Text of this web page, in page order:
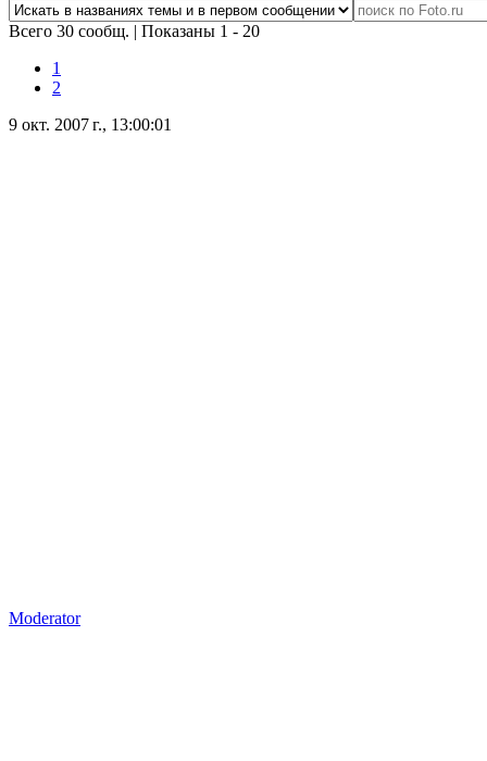
Всего 30 сообщ. | Показаны 1 - 20
1
2
9 окт. 2007 г., 13:00:01
Moderator